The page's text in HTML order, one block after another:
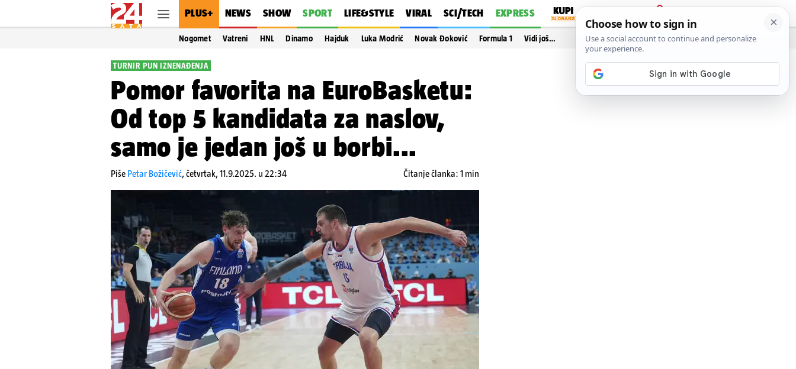
PLUS+ NEWS SHOW SPORT LIFE&STYLE VIRAL SCI/TECH EXPRESS
PRIJAVA
Nogomet Vatreni HNL Dinamo Hajduk Luka Modrić Novak Đoković Formula 1 Vidi još…
TURNIR PUN IZNENAĐENJA
Pomor favorita na EuroBasketu:
Od top 5 kandidata za naslov,
samo je jedan još u borbi...
Piše Petar Božičević,četvrtak, 11.9.2025. u 22:34 Čitanje članka: 1 min